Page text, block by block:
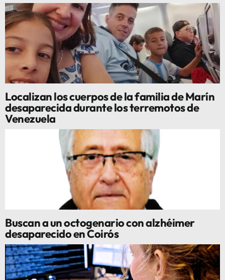
Localizan los cuerpos de la familia de Marín
desaparecida durante los terremotos de
Venezuela
Buscan a un octogenario con alzhéimer
desaparecido en Coirós